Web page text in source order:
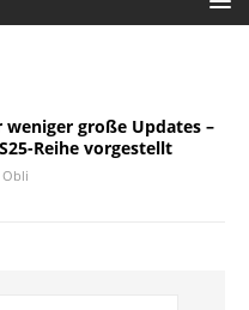
große Updates –
Reihe vorgestellt
Obli